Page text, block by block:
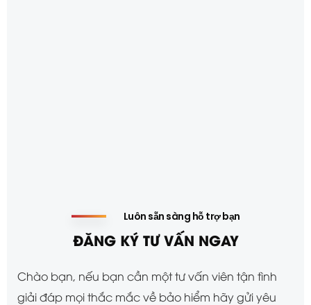
Luôn sẵn sàng hỗ trợ bạn
ĐĂNG KÝ TƯ VẤN NGAY
Chào bạn, nếu bạn cần một tư vấn viên tận tình
giải đáp mọi thắc mắc về bảo hiểm hãy gửi yêu